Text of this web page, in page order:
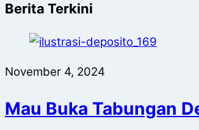
Berita Terkini
November 4, 2024
Mau Buka Tabungan